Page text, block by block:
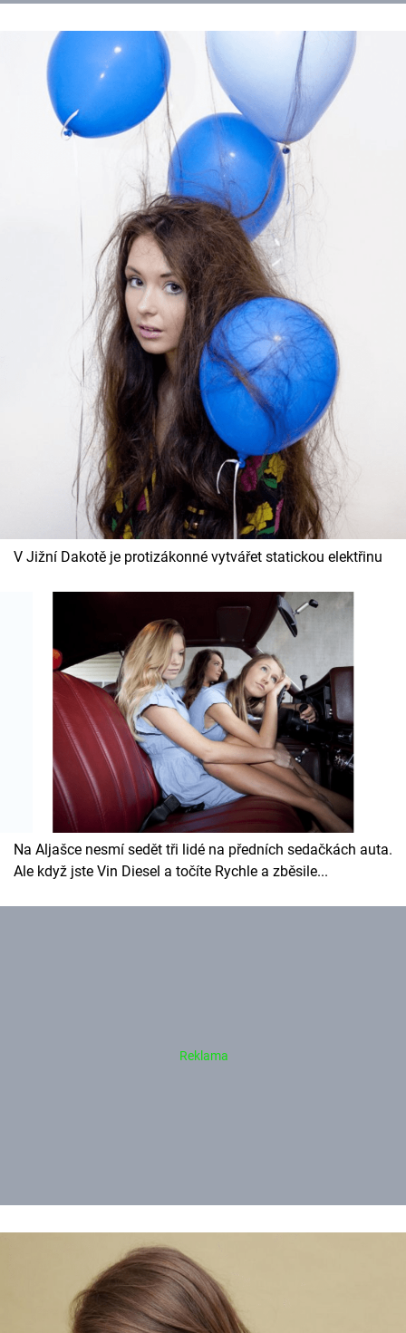
V Jižní Dakotě je protizákonné vytvářet statickou elektřinu
Na Aljašce nesmí sedět tři lidé na předních sedačkách auta.
Ale když jste Vin Diesel a točíte Rychle a zběsile...